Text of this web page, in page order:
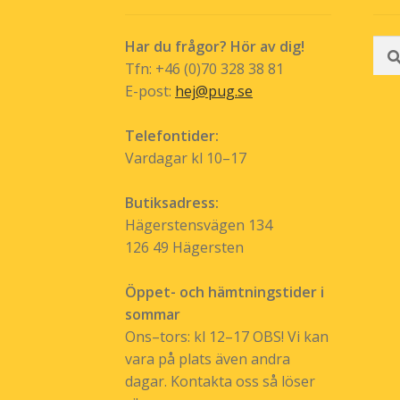
Har du frågor? Hör av dig!
Tfn: +46 (0)70 328 38 81
E-post: hej@pug.se
Telefontider:
Vardagar kl 10–17
Butiksadress:
Hägerstensvägen 134
126 49 Hägersten
Öppet- och hämtningstider i
sommar
Ons–tors: kl 12–17 OBS! Vi kan
vara på plats även andra
dagar. Kontakta oss så löser
Sök